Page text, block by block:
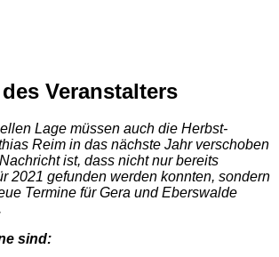
Veranstalters
Lage müssen auch die Herbst-
Reim in das nächste Jahr verschoben
ist, dass nicht nur bereits
2021 gefunden werden konnten, sondern
Termine für Gera und Eberswalde
sind: